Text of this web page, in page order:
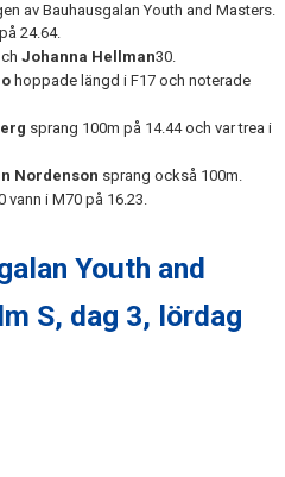
av Bauhausgalan Youth and Masters.
24.64.
Johanna Hellman30.
hoppade längd i F17 och noterade
sprang 100m på 14.44 och var trea i
Nordenson sprang också 100m.
vann i M70 på 16.23.
Youth and
S, dag 3, lördag